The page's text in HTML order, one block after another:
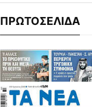
ΠΡΩΤΟΣΕΛΙΔΑ